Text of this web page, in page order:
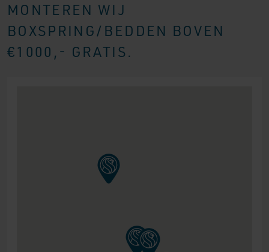
MONTEREN WIJ
BOXSPRING/BEDDEN BOVEN
€1000,- GRATIS.